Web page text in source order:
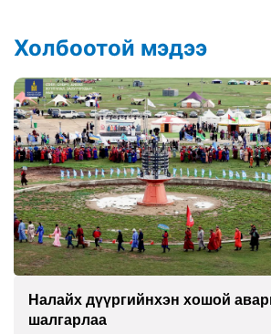
Холбоотой мэдээ
Налайх дүүргийнхэн хошой
шалгарлаа